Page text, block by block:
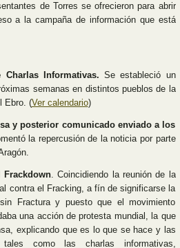
de Torres se ofrecieron para abrir
a la campaña de información que está
Informativas. Se estableció un
semanas en distintos pueblos de la
Ebro. (Ver calendario)
y posterior comunicado enviado a los
la repercusión de la noticia por parte
. Coincidiendo la reunión de la
contra el Fracking, a fín de significarse la
Fractura y puesto que el movimiento
una acción de protesta mundial, la que
explicando que es lo que se hace y las
como las charlas informativas,